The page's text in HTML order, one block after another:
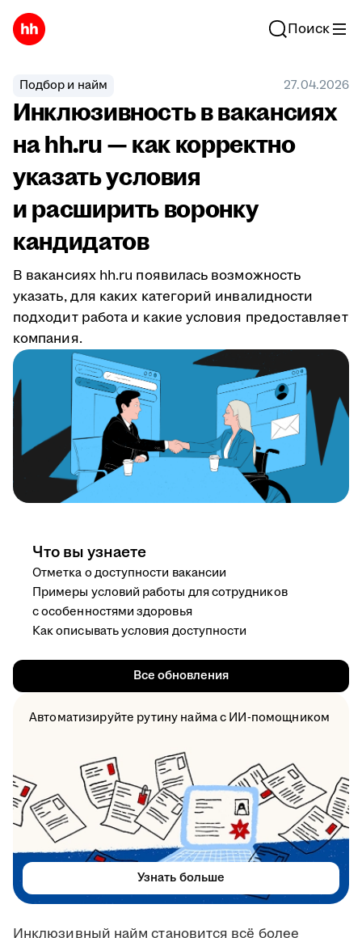
Поиск
Подбор и найм 27.04.2026
Инклюзивность в вакансиях
на hh.ru — как корректно
указать условия
и расширить воронку
кандидатов
В вакансиях hh.ru появилась возможность
указать, для каких категорий инвалидности
подходит работа и какие условия предоставляет
компания.
Что вы узнаете
Отметка о доступности вакансии
Примеры условий работы для сотрудников
с особенностями здоровья
Как описывать условия доступности
Все обновления
Автоматизируйте рутину найма с ИИ-помощником
Узнать больше